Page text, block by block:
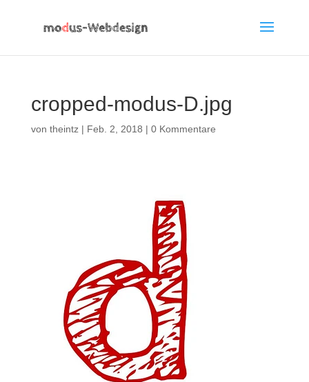
cropped-modus-D.jpg
von theintz| Feb. 2, 2018 | 0 Kommentare